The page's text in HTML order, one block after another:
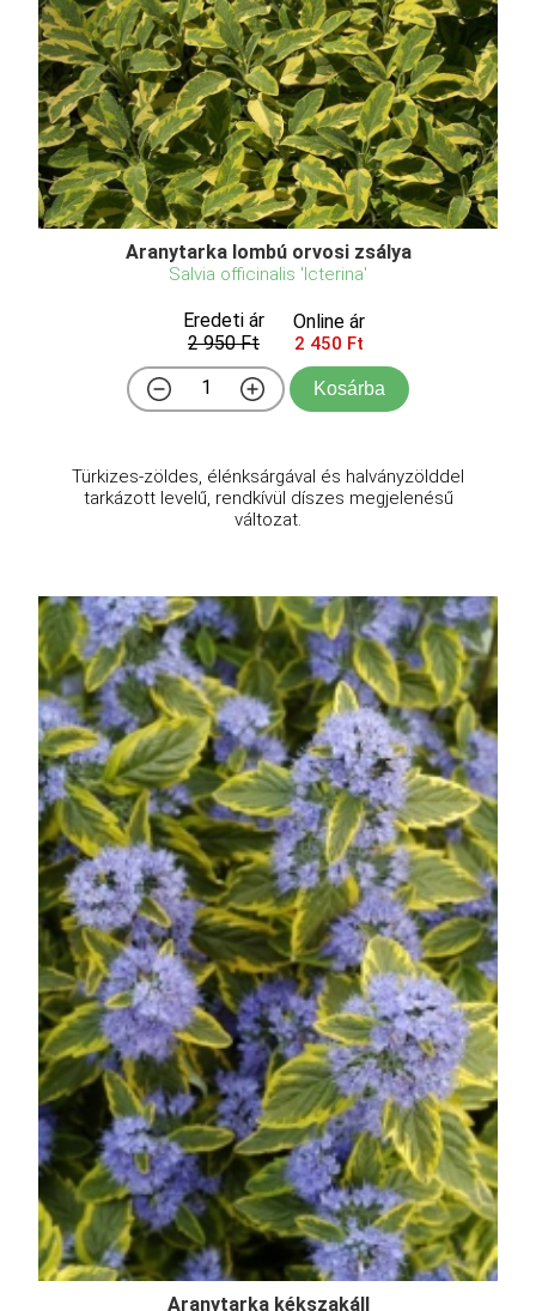
Aranytarka lombú orvosi zsálya
Salvia officinalis 'Icterina'
Eredeti ár
2 950 Ft
Online ár
2 450 Ft
Kosárba
Türkizes-zöldes, élénksárgával és halványzölddel
tarkázott levelű, rendkívül díszes megjelenésű
változat.
Aranytarka kékszakáll